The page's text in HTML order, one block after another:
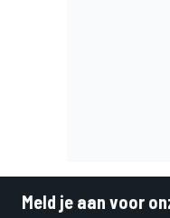
Meld je aan voor